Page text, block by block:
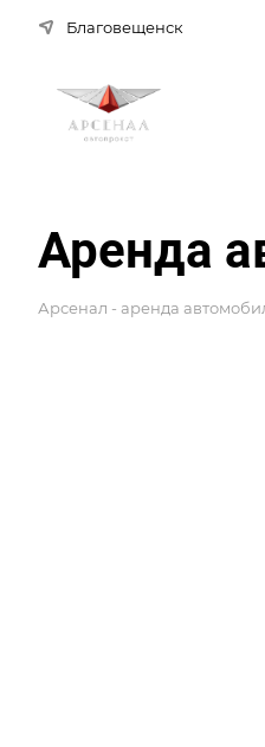
Благовещенск
Аренда
Арсенал - аренда